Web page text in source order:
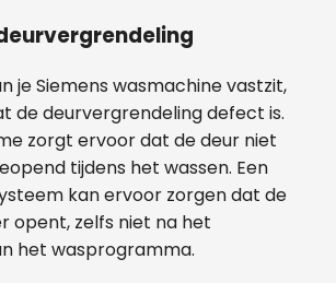
je Siemens wasmachine vastzit,
de deurvergrendeling defect is.
zorgt ervoor dat de deur niet
tijdens het wassen. Een
kan ervoor zorgen dat de
opent, zelfs niet na het
het wasprogramma.